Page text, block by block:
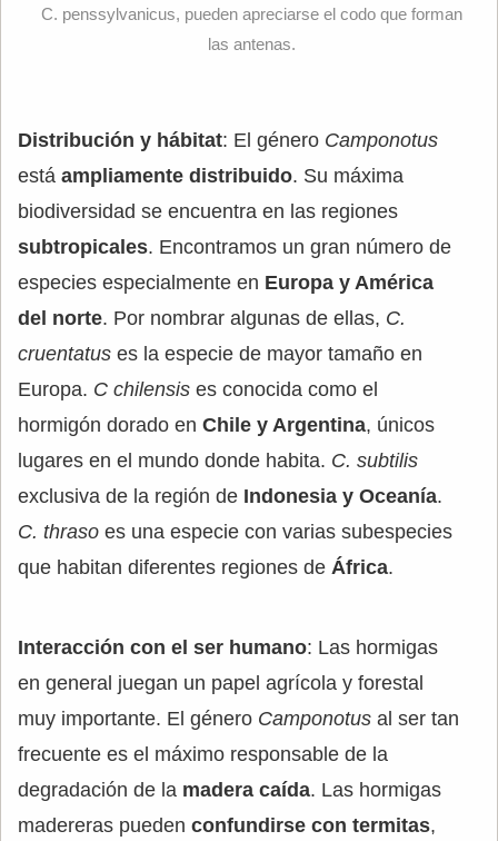
C. penssylvanicus, pueden apreciarse el codo que forman
las antenas.
Distribución y hábitat: El género Camponotus
está ampliamente distribuido. Su máxima
biodiversidad se encuentra en las regiones
subtropicales. Encontramos un gran número de
especies especialmente en Europa y América
del norte. Por nombrar algunas de ellas, C.
cruentatus es la especie de mayor tamaño en
Europa. C chilensis es conocida como el
hormigón dorado en Chile y Argentina, únicos
lugares en el mundo donde habita. C. subtilis
exclusiva de la región de Indonesia y Oceanía.
C. thraso es una especie con varias subespecies
que habitan diferentes regiones de África.
Interacción con el ser humano: Las hormigas
en general juegan un papel agrícola y forestal
muy importante. El género Camponotus al ser tan
frecuente es el máximo responsable de la
degradación de la madera caída. Las hormigas
madereras pueden confundirse con termitas,